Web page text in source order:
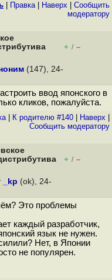
Правка| Наверх
Cообщить
модератору
+ / –
(147), 24-
ввод японского в
кликов, пожалуйста.
| К родителю #140 Наверх
Cообщить модератору
+ / –
_kp (ok), 24-
Это проблемы
каждый разработчик,
язык не нужен.
Нет, в Японии
не популярен.